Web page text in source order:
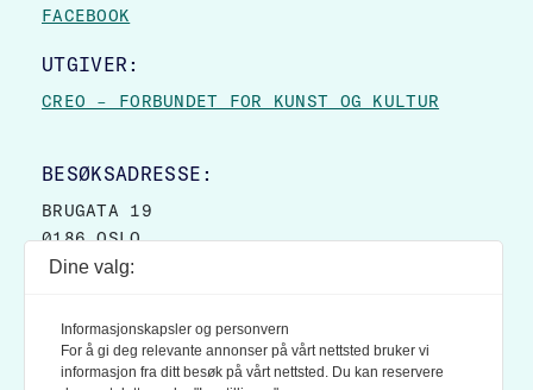
FACEBOOK
UTGIVER:
CREO – FORBUNDET FOR KUNST OG KULTUR
BESØKSADRESSE:
BRUGATA 19
0186 OSLO
POSTBOKS 9007 GRØNLAND
0133 OSLO
Dine valg:
Informasjonskapsler og personvern
For å gi deg relevante annonser på vårt nettsted bruker vi
informasjon fra ditt besøk på vårt nettsted. Du kan reservere